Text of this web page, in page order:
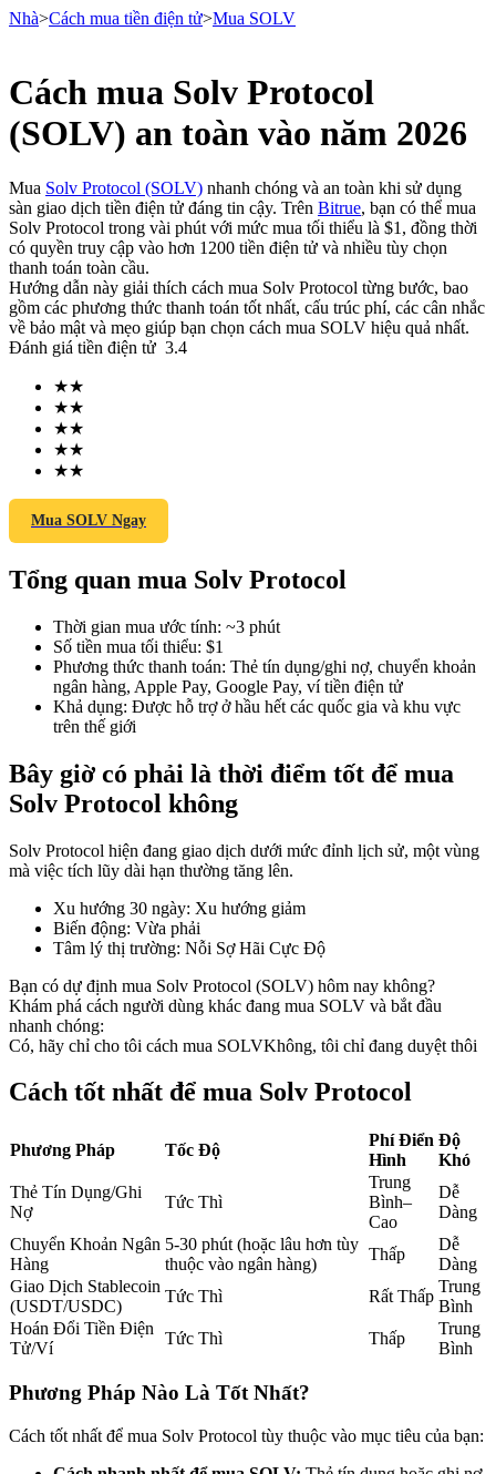
Hợp đồng tương lai
USDT Futures
COIN-M Futures
Futures sử dụng token làm tài sản thế chấp
TradFi
USDC Futures vĩnh cửu
Futures sử dụng USDC làm tài sản thế chấp
Sao chép Giao dịch
Tham gia cùng các nhà giao dịch hàng đầu
Nhà>Cách mua tiền điện tử>Mua SOLV
Cách mua Solv Protocol
(SOLV) an toàn vào năm 2026
Mua Solv Protocol (SOLV) nhanh chóng và an toàn khi sử dụng
sàn giao dịch tiền điện tử đáng tin cậy. Trên Bitrue, bạn có thể mua
Solv Protocol trong vài phút với mức mua tối thiểu là $1, đồng thời
có quyền truy cập vào hơn 1200 tiền điện tử và nhiều tùy chọn
thanh toán toàn cầu.
Hướng dẫn này giải thích cách mua Solv Protocol từng bước, bao
gồm các phương thức thanh toán tốt nhất, cấu trúc phí, các cân nhắc
về bảo mật và mẹo giúp bạn chọn cách mua SOLV hiệu quả nhất.
Đánh giá tiền điện tử 3.4
★★
★★
★★
★★
★★
Mua SOLV Ngay
Tổng quan mua Solv Protocol
Thời gian mua ước tính: ~3 phút
Số tiền mua tối thiểu: $1
Phương thức thanh toán: Thẻ tín dụng/ghi nợ, chuyển khoản
ngân hàng, Apple Pay, Google Pay, ví tiền điện tử
Khả dụng: Được hỗ trợ ở hầu hết các quốc gia và khu vực
trên thế giới
Bây giờ có phải là thời điểm tốt để mua
Solv Protocol không
Solv Protocol hiện đang giao dịch dưới mức đỉnh lịch sử, một vùng
mà việc tích lũy dài hạn thường tăng lên.
Xu hướng 30 ngày: Xu hướng giảm
Biến động: Vừa phải
Tâm lý thị trường: Nỗi Sợ Hãi Cực Độ
Bạn có dự định mua Solv Protocol (SOLV) hôm nay không?
Khám phá cách người dùng khác đang mua SOLV và bắt đầu
nhanh chóng:
Có, hãy chỉ cho tôi cách mua SOLVKhông, tôi chỉ đang duyệt thôi
Cách tốt nhất để mua Solv Protocol
Phương Pháp Tốc Độ
Phí Điển
Hình
Độ
Khó
Thẻ Tín Dụng/Ghi
Nợ
Tức Thì
Trung
Bình–
Cao
Dễ
Dàng
Chuyển Khoản Ngân
Hàng
5-30 phút (hoặc lâu hơn tùy
thuộc vào ngân hàng)
Thấp
Dễ
Dàng
Giao Dịch Stablecoin
(USDT/USDC)
Tức Thì Rất Thấp
Trung
Bình
Hoán Đổi Tiền Điện
Tử/Ví
Tức Thì Thấp
Trung
Bình
Phương Pháp Nào Là Tốt Nhất?
Cách tốt nhất để mua Solv Protocol tùy thuộc vào mục tiêu của bạn: